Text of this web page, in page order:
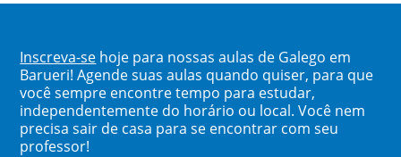
Inscreva-se hoje para nossas aulas de Galego em
Barueri! Agende suas aulas quando quiser, para que
você sempre encontre tempo para estudar,
independentemente do horário ou local. Você nem
precisa sair de casa para se encontrar com seu
professor!